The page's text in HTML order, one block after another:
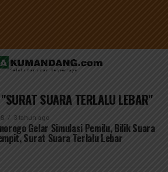
SUARA TERLALU LEBAR"
3 tahun ago
Gelar Simulasi Pemilu, Bilik Suara
Surat Suara Terlalu Lebar